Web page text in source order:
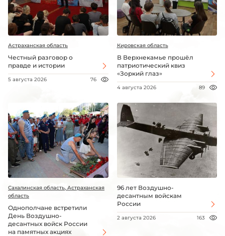
Астраханская область
Честный разговор о
правде и истории
5 августа 2026 76
Кировская область
В Верхнекамье прошёл
патриотический квиз
«Зоркий глаз»
4 августа 2026 89
Сахалинская область, Астраханская
область
Однополчане встретили
День Воздушно-
десантных войск России
на памятных акциях
96 лет Воздушно-
десантным войскам
России
2 августа 2026 163